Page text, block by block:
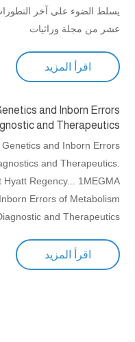
يسلط الضوء على آخر
عشر من مجلة وراثيات
اقرأ المزيد
and Inborn Errors
and Therapeutics
Genetics and Inborn Errors
and Therapeutics.
Hyatt Regency... 1MEGMA
Errors of Metabolism
and Therapeutics
اقرأ المزيد